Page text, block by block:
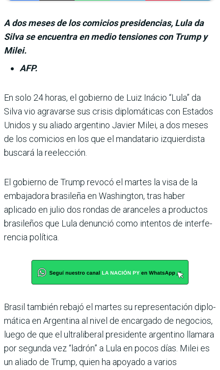
A dos meses de los comicios presidencias, Lula da
Silva se encuentra en medio tensiones con Trump y
Milei.
AFP.
En solo 24 horas, el gobierno de Luiz Iná­cio “Lula” da
Silva vio agravarse sus crisis diplomá­ticas con Estados
Unidos y su aliado argentino Javier Milei, a dos meses
de los comicios en los que el mandatario izquier­dista
buscará la reelección.
El gobierno de Trump revocó el martes la visa de la
embaja­dora brasileña en Washington, tras haber
aplicado en julio dos rondas de aranceles a produc­tos
brasileños que Lula denun­ció como intentos de interfe­
rencia política.
Brasil también rebajó el mar­tes su representación diplo­
mática en Argentina al nivel de encargado de negocios,
luego de que el ultraliberal presi­dente argentino llamara
por segunda vez “ladrón” a Lula en pocos días. Milei es
un aliado de Trump, quien ha apoyado a varios